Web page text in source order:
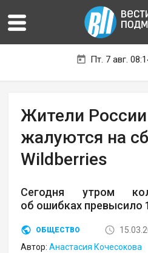
Пт. 7 авг.
Жители
жалуются на
Wildberries
Сегодня утром
об ошибках превысило
ОБЩЕСТВО
Автор:Анастасия Кочесокова